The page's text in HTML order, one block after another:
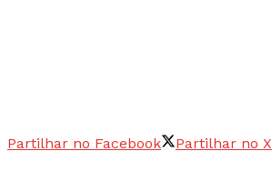
Partilhar no Facebook Partilhar no X